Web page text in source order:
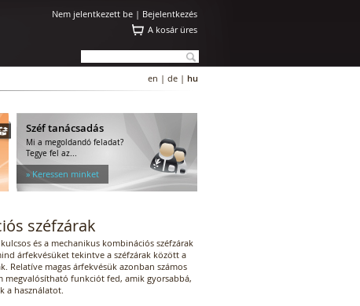
Nem jelentkezett be | Bejelentkezés
A kosár üres
en | de | hu
Széf tanácsadás
Mi a megoldandó feladat?
Tegye fel az...
» Keressen minket
széfzárak
és a mechanikus kombinációs széfzárak
árfekvésüket tekintve a széfzárak között a
Relatíve magas árfekvésük azonban számos
megvalósítható funkciót fed, amik gyorsabbá,
a használatot.